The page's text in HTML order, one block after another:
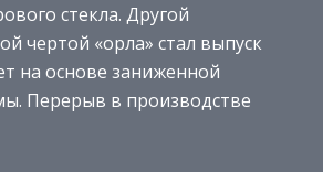
стекла. Другой
чертой «орла» стал выпуск
на основе заниженной
Перерыв в производстве